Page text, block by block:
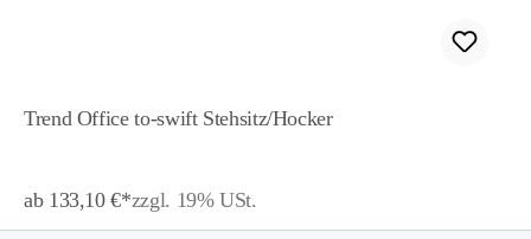
Trend Office to-swift Stehsitz/Hocker
ab 133,10 €*zzgl. 19% USt.